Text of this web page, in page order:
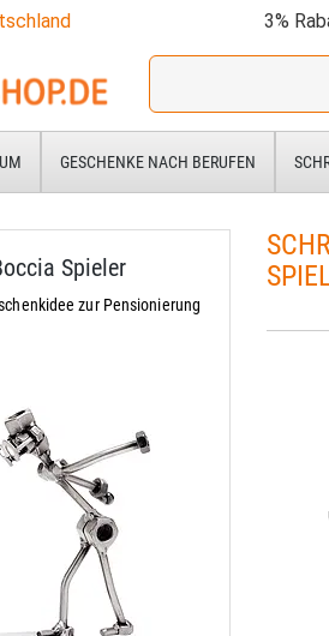
3%
Ich
für:
GESCHENKE NACH BERUFEN
Spieler
zur Pensionierung